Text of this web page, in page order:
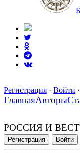
Регистрация · Войти ·
ГлавнаяАвторы
РОССИЯ И
Регистрация Войти